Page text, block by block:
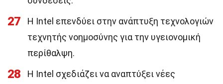
27
Η Intel επενδύει στην ανάπτυξη τεχνολογιών
τεχνητής νοημοσύνης για την υγειονομική
περίθαλψη.
28
Η Intel σχεδιάζει να αναπτύξει νέες